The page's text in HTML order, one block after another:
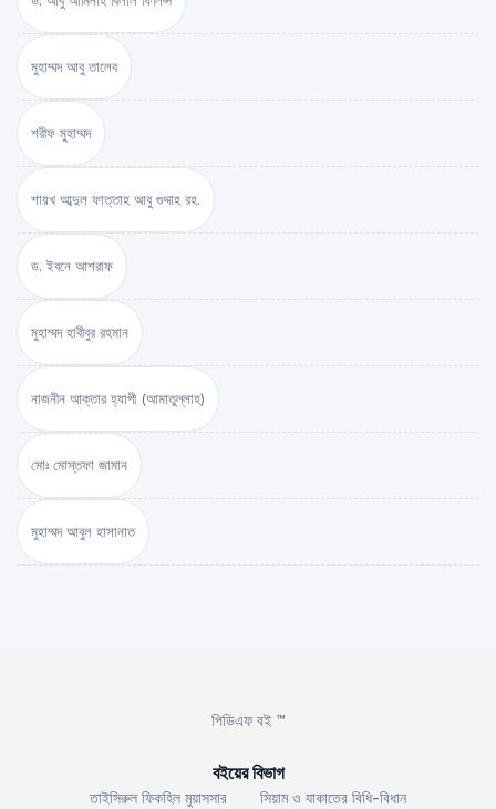
মুহাম্মদ আবু তালেব
শরীফ মুহাম্মদ
শায়খ আব্দুল ফাত্তাহ আবু গুদ্দাহ রহ.
ড. ইবনে আশরাফ
মুহাম্মদ হাবীবুর রহমান
নাজনীন আক্তার হ্যাপী (আমাতুল্লাহ)
মোঃ মোস্তফা জামান
মুহাম্মদ আবুল হাসানাত
পিডিএফ বই ™
বইয়ের বিভাগ
তাইসিরুল ফিকহিল মুয়াসসার
সিয়াম ও যাকাতের বিধি-বিধান